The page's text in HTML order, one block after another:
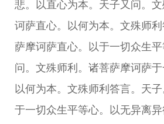
悲。以直心为本。天子又问。
诃萨直心。以何为本。文殊师
萨摩诃萨直心。以于一切众生
问。文殊师利。诸菩萨摩诃萨于
以何为本。文殊师利答言。天子
于一切众生平等心。以无异离